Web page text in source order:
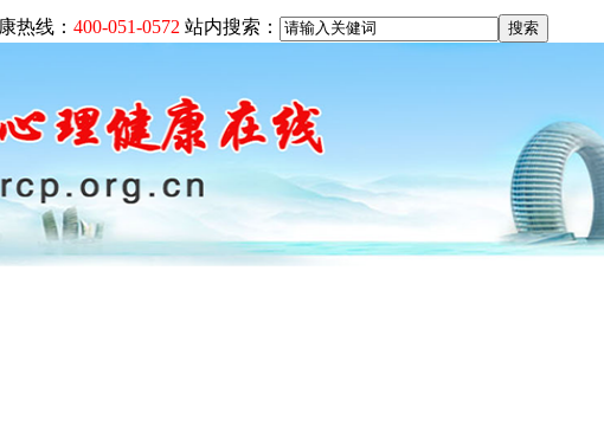
热线： 400-051-0572 站内搜索：